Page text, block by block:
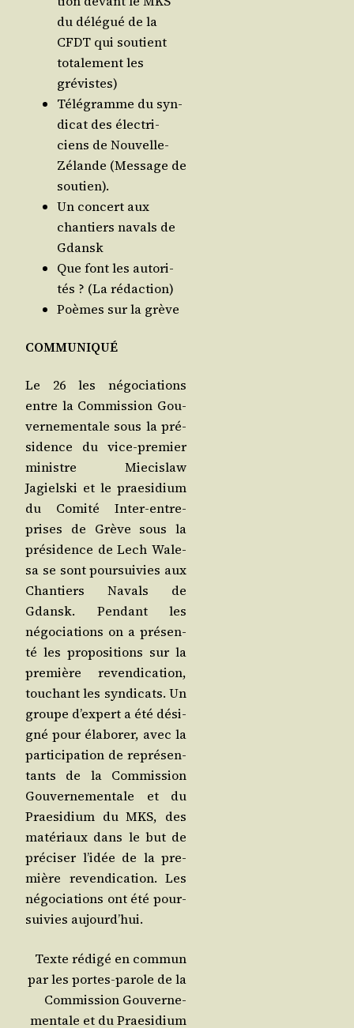
du délé­gué de la
CFDT qui sou­tient
tota­le­ment les
grévistes)
Télé­gramme du syn­
di­cat des élec­tri­
ciens de Nou­velle-
Zélande (Mes­sage de
soutien).
Un concert aux
chan­tiers navals de
Gdansk
Que font les auto­ri­
tés ? (La rédaction)
Poèmes sur la grève
COMMUNIQUÉ
Le 26 les négo­cia­tions
entre la Com­mis­sion Gou­
ver­ne­men­tale sous la pré­
si­dence du vice-pre­mier
ministre Mie­cis­law
Jagiels­ki et le prae­si­dium
du Comi­té Inter-entre­
prises de Grève sous la
pré­si­dence de Lech Wale­
sa se sont pour­sui­vies aux
Chan­tiers Navals de
Gdansk. Pen­dant les
négo­cia­tions on a pré­sen­
té les pro­po­si­tions sur la
pre­mière reven­di­ca­tion,
tou­chant les syn­di­cats. Un
groupe d’ex­pert a été dési­
gné pour éla­bo­rer, avec la
par­ti­ci­pa­tion de repré­sen­
tants de la Com­mis­sion
Gou­ver­ne­men­tale et du
Prae­si­dium du MKS, des
maté­riaux dans le but de
pré­ci­ser l’i­dée de la pre­
mière reven­di­ca­tion. Les
négo­cia­tions ont été pour­
sui­vies aujourd’hui.
Texte rédi­gé en com­mun
par les portes-parole de la
Com­mis­sion Gou­ver­ne­
men­tale et du Prae­si­dium